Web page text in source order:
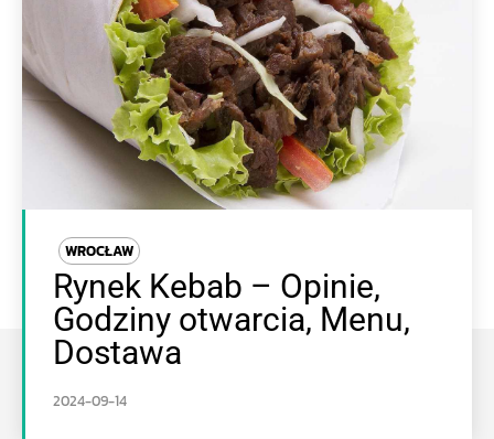
WROCŁAW
Rynek Kebab – Opinie,
Godziny otwarcia, Menu,
Dostawa
2024-09-14